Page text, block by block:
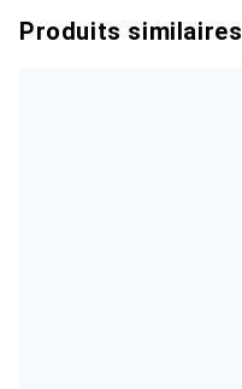
Produits similaires